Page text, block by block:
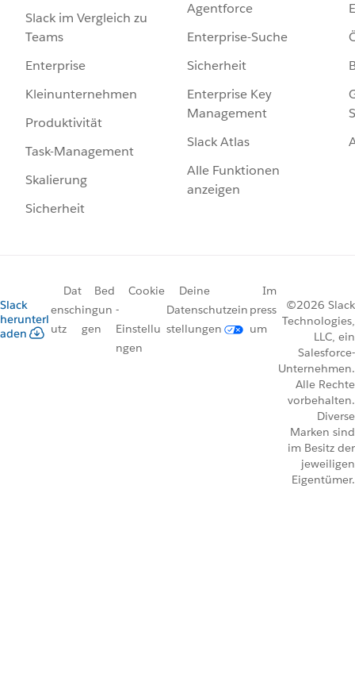
Slack im Vergleich zu
Teams
Enterprise
Kleinunternehmen
Produktivität
Task-Management
Skalierung
Sicherheit
Agentforce
Enterprise-Suche
Sicherheit
Enterprise Key
Management
Slack Atlas
Alle Funktionen
anzeigen
Slack
herunterl
aden
Dat
ensch
utz
Bed
ingun
gen
Cookie
-
Einstellu
ngen
Deine
Datenschutzein
stellungen
Im
press
um
©2026 Slack
Technologies,
LLC, ein
Salesforce-
Unternehmen.
Alle Rechte
vorbehalten.
Diverse
Marken sind
im Besitz der
jeweiligen
Eigentümer.